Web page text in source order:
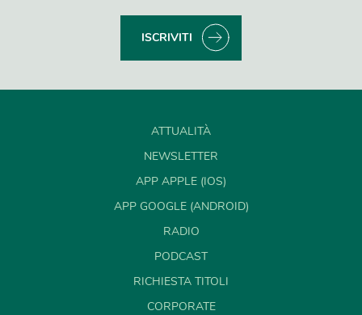
ISCRIVITI
ATTUALITÀ
NEWSLETTER
APP APPLE (IOS)
APP GOOGLE (ANDROID)
RADIO
PODCAST
RICHIESTA TITOLI
CORPORATE